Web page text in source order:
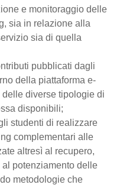
e monitoraggio delle
sia in relazione alla
sia di quella
pubblicati dagli
della piattaforma e-
diverse tipologie di
disponibili;
studenti di realizzare
complementari alle
altresì al recupero,
potenziamento delle
metodologie che